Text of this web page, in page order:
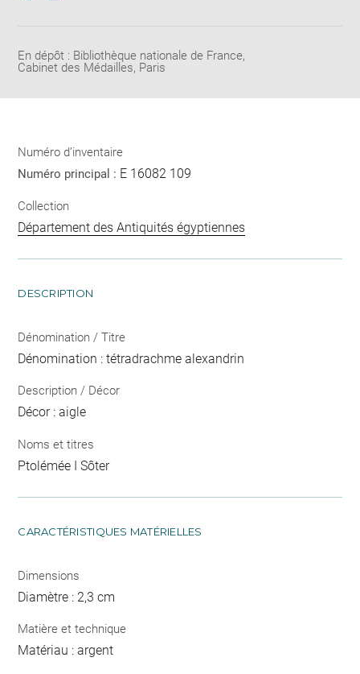
de
partage
la
pdf
En dépôt : Bibliothèque nationale de France,
Cabinet des Médailles, Paris
Numéro d’inventaire
Numéro principal : E 16082 109
Collection
Département des Antiquités égyptiennes
DESCRIPTION
Dénomination / Titre
Dénomination : tétradrachme alexandrin
Description / Décor
Décor : aigle
Noms et titres
Ptolémée I Sôter
CARACTÉRISTIQUES MATÉRIELLES
Dimensions
Diamètre : 2,3 cm
Matière et technique
Matériau : argent